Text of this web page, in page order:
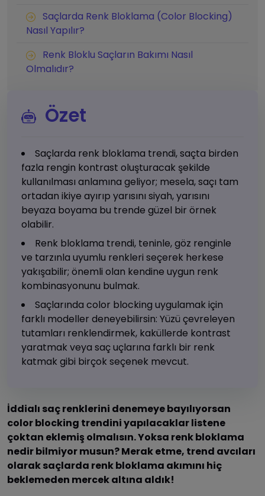
Saçlarda Renk Bloklama (Color Blocking)
Nasıl Yapılır?
Renk Bloklu Saçların Bakımı Nasıl
Olmalıdır?
Özet
Saçlarda renk bloklama trendi, saçta birden
fazla rengin kontrast oluşturacak şekilde
kullanılması anlamına geliyor; mesela, saçı tam
ortadan ikiye ayırıp yarısını siyah, yarısını
beyaza boyama bu trende güzel bir örnek
olabilir.
Renk bloklama trendi, teninle, göz renginle
ve tarzınla uyumlu renkleri seçerek herkese
yakışabilir; önemli olan kendine uygun renk
kombinasyonunu bulmak.
Saçlarında color blocking uygulamak için
farklı modeller deneyebilirsin: Yüzü çevreleyen
tutamları renklendirmek, kaküllerde kontrast
yaratmak veya saç uçlarına farklı bir renk
katmak gibi birçok seçenek mevcut.
İddialı saç renklerini denemeye bayılıyorsan
color blocking trendini yapılacaklar listene
çoktan eklemiş olmalısın. Yoksa renk bloklama
nedir bilmiyor musun? Merak etme, trend avcıları
olarak saçlarda renk bloklama akımını hiç
beklemeden mercek altına aldık!